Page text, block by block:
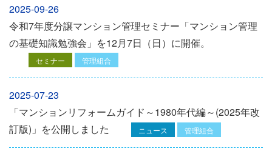
2025-09-26
令和7年度分譲マンション管理セミナー「マンション管理
の基礎知識勉強会」を12⽉7⽇（⽇）に開催。
セミナー 管理組合
2025-07-23
「マンションリフォームガイド～1980年代編～(2025年改
訂版)」を公開しました
ニュース 管理組合